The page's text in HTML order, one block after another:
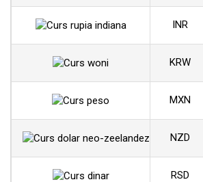
INR
KRW
MXN
NZD
RSD